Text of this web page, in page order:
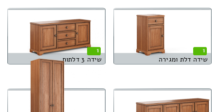
1
שידה דלת ומגירה
1
שידה 3 דלתות